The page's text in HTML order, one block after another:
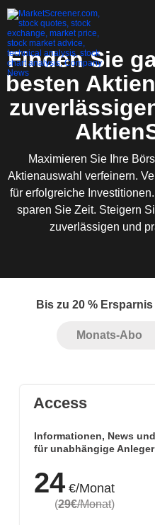
Finden Sie
besten
Maximieren Sie Ihre
Aktienauswahl verfeinern.
für erfolgreiche
sparen Sie Zeit. Steigern
zuverlässigen und
Bis zu 20 %
Monats-Abo
Access
Informationen, News
für unabhängige Anleger
24€/Monat
(29€/Monat)